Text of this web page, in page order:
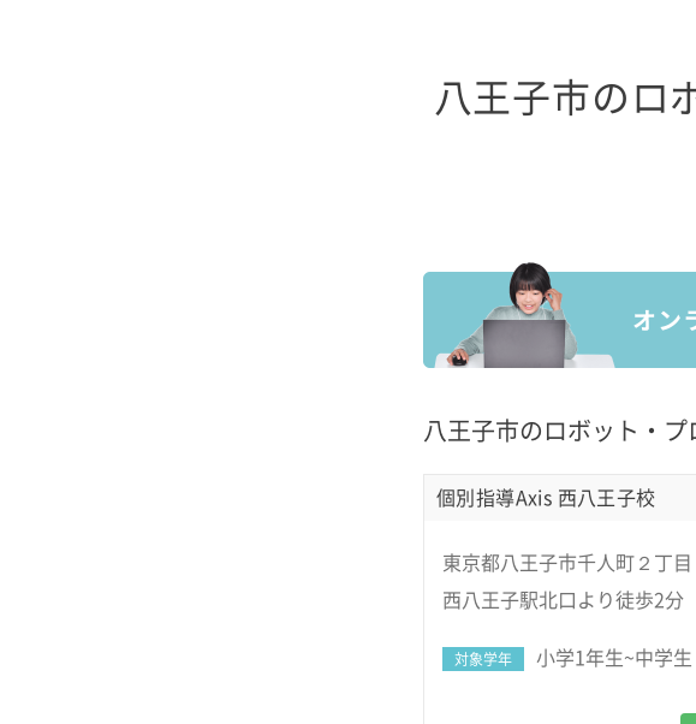
八王子市のロ
八王子市のロボット・
個別指導Axis 西八王子校
東京都八王子市千人町２丁
西八王子駅北口より徒歩2分
対象学年 小学1年生~中学生